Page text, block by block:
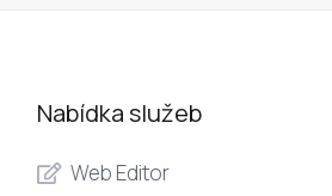
Nabídka služeb
Web Editor